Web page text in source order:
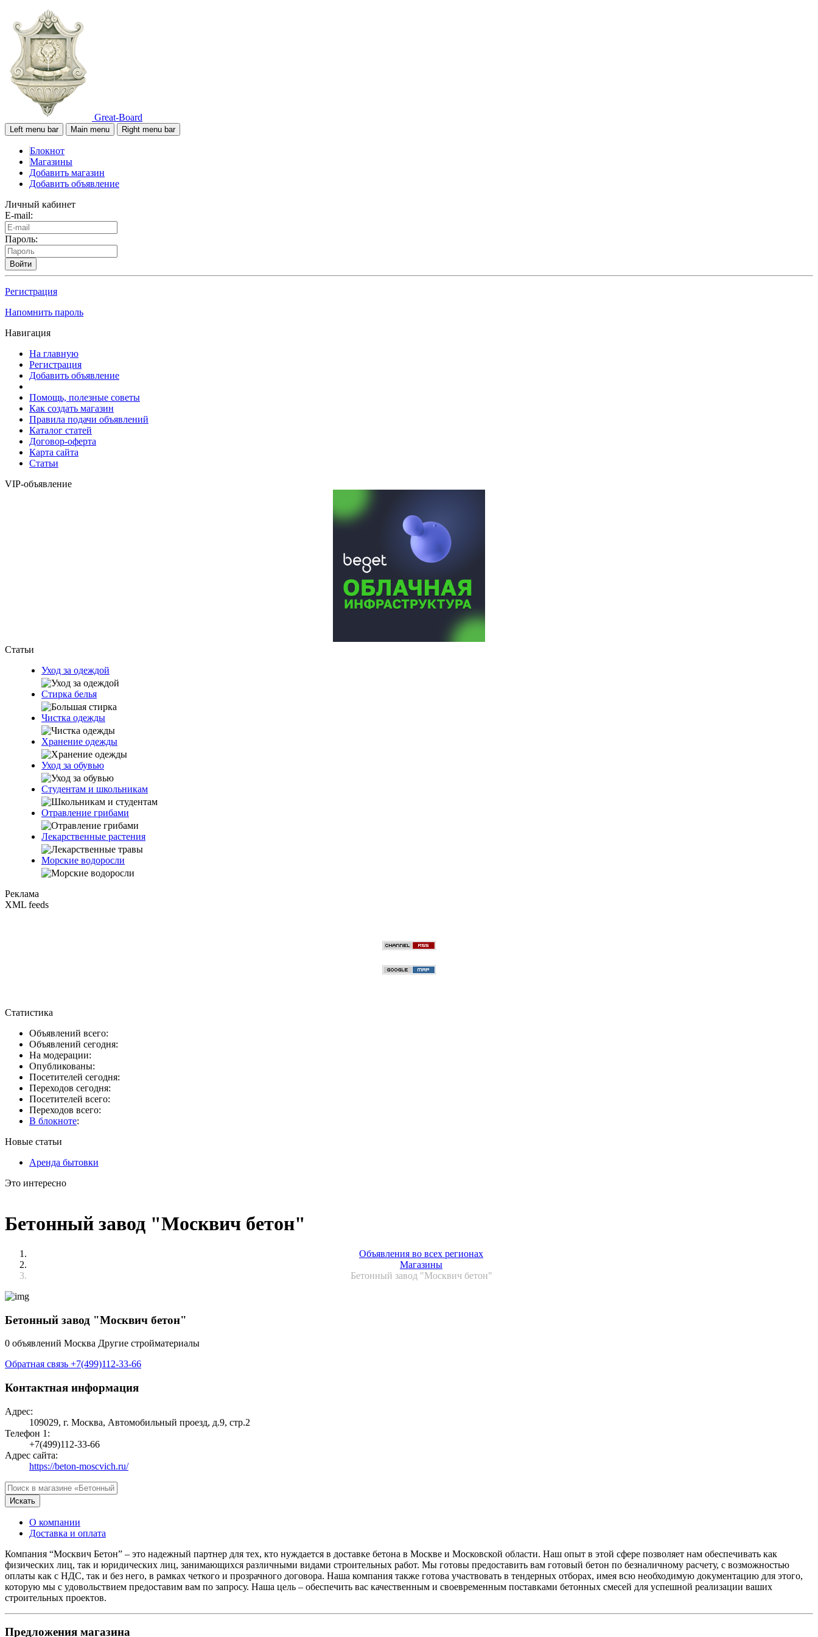
Great-Board
Left menu bar Main menu Right menu bar
Блокнот
Магазины
Добавить магазин
Добавить объявление
Личный кабинет
E-mail:
Пароль:
Войти
Регистрация
Напомнить пароль
Навигация
На главную
Регистрация
Добавить объявление
Помощь, полезные советы
Как создать магазин
Правила подачи объявлений
Каталог статей
Договор-оферта
Карта сайта
Статьи
VIP-объявление
Статьи
Уход за одеждой
Стирка белья
Чистка одежды
Хранение одежды
Уход за обувью
Студентам и школьникам
Отравление грибами
Лекарственные растения
Морские водоросли
Реклама
XML feeds
Статистика
Объявлений всего:
Объявлений сегодня:
На модерации:
Опубликованы:
Посетителей сегодня:
Переходов сегодня:
Посетителей всего:
Переходов всего:
В блокноте:
Новые статьи
Аренда бытовки
Это интересно
Бетонный завод "Москвич бетон"
Объявления во всех регионах
Магазины
Бетонный завод "Москвич бетон"
Бетонный завод "Москвич бетон"
0 объявлений Москва Другие стройматериалы
Обратная связь +7(499)112-33-66
Контактная информация
Адрес:
109029, г. Москва, Автомобильный проезд, д.9, стр.2
Телефон 1:
+7(499)112-33-66
Адрес сайта:
https://beton-moscvich.ru/
Искать
О компании
Доставка и оплата
Компания “Москвич Бетон” – это надежный партнер для тех, кто нуждается в доставке бетона в Москве и Московской области. Наш опыт в этой сфере позволяет нам обеспечивать как
физических лиц, так и юридических лиц, занимающихся различными видами строительных работ. Мы готовы предоставить вам готовый бетон по безналичному расчету, с возможностью
оплаты как с НДС, так и без него, в рамках четкого и прозрачного договора. Наша компания также готова участвовать в тендерных отборах, имея всю необходимую документацию для этого,
которую мы с удовольствием предоставим вам по запросу. Наша цель – обеспечить вас качественным и своевременным поставками бетонных смесей для успешной реализации ваших
строительных проектов.
Предложения магазина